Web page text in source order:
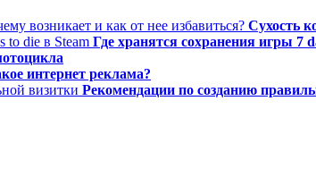
Сухость
Где хранятся сохранения игры 7
интернет реклама?
Рекомендации по созданию